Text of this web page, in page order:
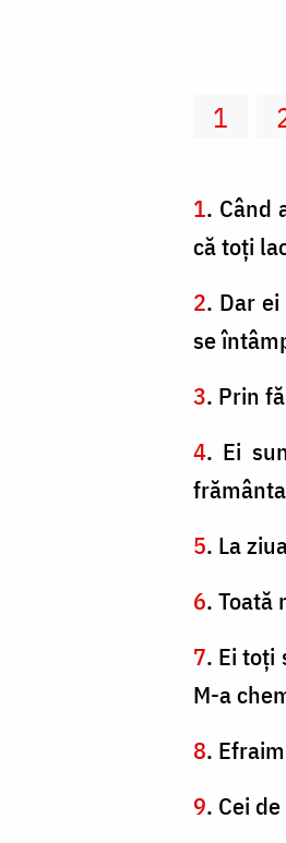
1
1. Când
că toţi
2. Dar
se
3. Prin
4. Ei
5. La
6. Toată
7. Ei toţi
M-a
8.
9. Cei